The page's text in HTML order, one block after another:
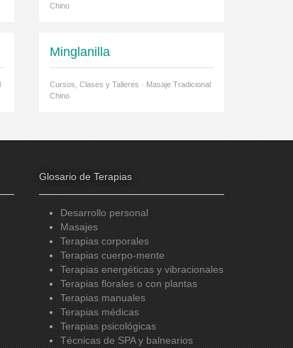
Chino
Minglanilla
Cursos, Clases y Talleres · Masaje Tradicional
Chino
Glosario de Terapias
Desarrollo personal
Masajes
Terapias corporales
Terapias cuerpo-mente
Terapias energéticas y vibracionales
Terapias florales o con plantas
Terapias manuales
Terapias médicas
Terapias psicológicas
Técnicas de SPA y balnearios